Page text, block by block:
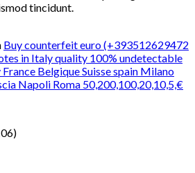
tincidunt.
Buy counterfeit euro (+393512629472
in Italy quality 100% undetectable
Belgique Suisse spain Milano
Napoli Roma 50,200,100,20,10,5,€